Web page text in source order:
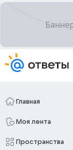
Главная
Моя лента
Пространства